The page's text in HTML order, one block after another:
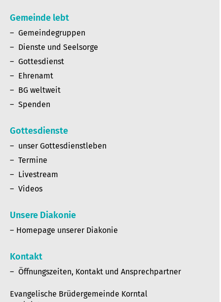
Gemeinde lebt
Gemeindegruppen
Dienste und Seelsorge
Gottesdienst
Ehrenamt
BG weltweit
Spenden
Gottesdienste
unser Gottesdienstleben
Termine
Livestream
Videos
Unsere Diakonie
Homepage unserer Diakonie
Kontakt
Öffnungszeiten, Kontakt und Ansprechpartner
Evangelische Brüdergemeinde Korntal